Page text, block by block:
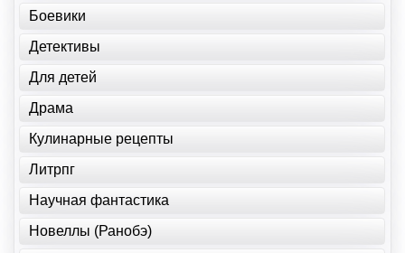
Боевики
Детективы
Для детей
Драма
Кулинарные рецепты
Литрпг
Научная фантастика
Новеллы (Ранобэ)